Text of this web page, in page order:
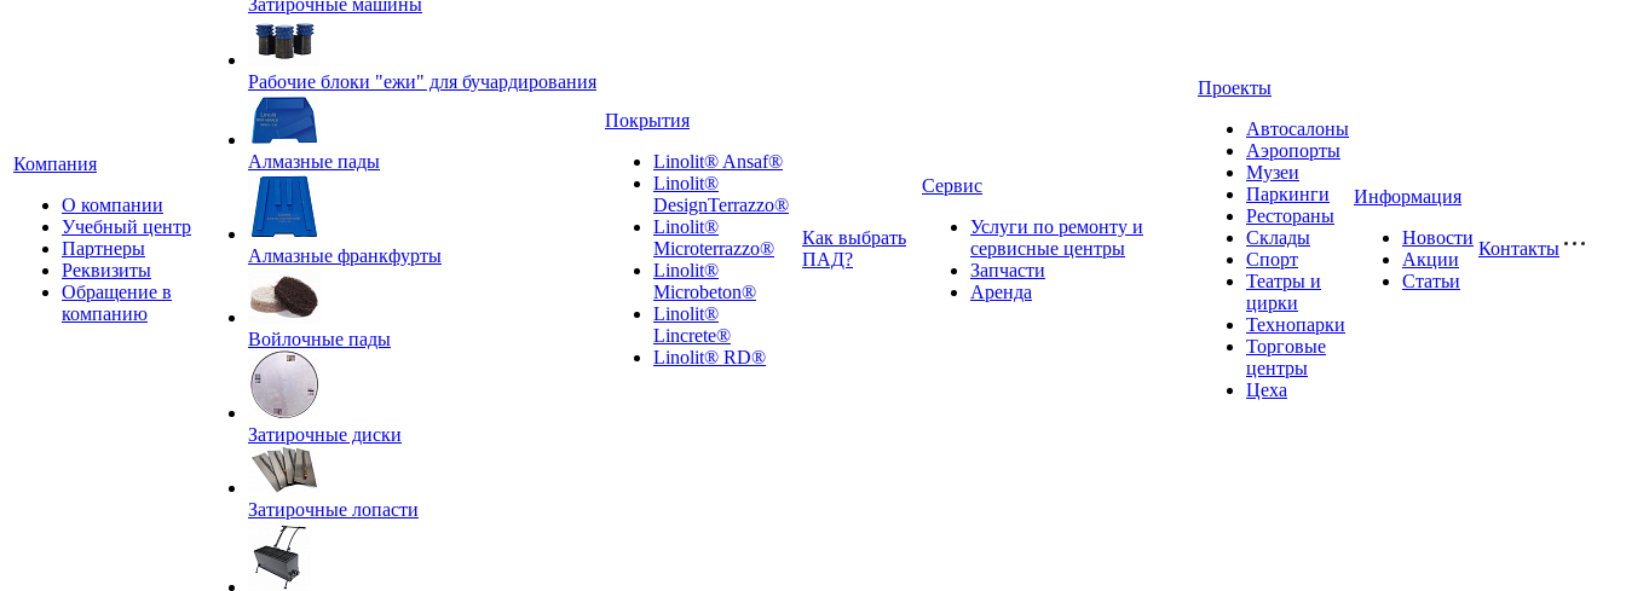
Компания
О компании
Учебный центр
Партнеры
Реквизиты
Обращение в
компанию
Затирочные машины
Рабочие блоки "ежи" для бучардирования
Алмазные пады
Алмазные франкфурты
Войлочные пады
Затирочные диски
Затирочные лопасти
Покрытия
Linolit® Ansaf®
Linolit®
DesignTerrazzo®
Linolit®
Microterrazzo®
Linolit®
Microbeton®
Linolit®
Lincrete®
Linolit® RD®
Как выбрать
ПАД?
Сервис
Услуги по ремонту и
сервисные центры
Запчасти
Аренда
Проекты
Автосалоны
Аэропорты
Музеи
Паркинги
Рестораны
Склады
Спорт
Театры и
цирки
Технопарки
Торговые
центры
Цеха
Информация
Новости
Акции
Статьи
Контакты